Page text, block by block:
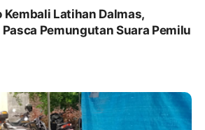
Kembali Latihan Dalmas,
Pemungutan Suara Pemilu